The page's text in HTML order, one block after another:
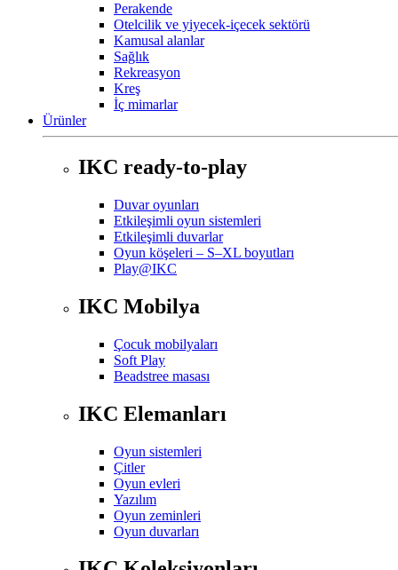
Perakende
Otelcilik ve yiyecek-içecek sektörü
Kamusal alanlar
Sağlık
Rekreasyon
Kreş
İç mimarlar
Ürünler
IKC ready-to-play
Duvar oyunları
Etkileşimli oyun sistemleri
Etkileşimli duvarlar
Oyun köşeleri – S–XL boyutları
Play@IKC
IKC Mobilya
Çocuk mobilyaları
Soft Play
Beadstree masası
IKC Elemanları
Oyun sistemleri
Çitler
Oyun evleri
Yazılım
Oyun zeminleri
Oyun duvarları